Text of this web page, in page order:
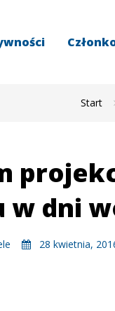
Start
w dni
28 kwietnia,